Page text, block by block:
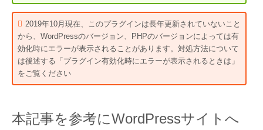
2019年10月現在、このプラグインは長年更新されていないこと
から、WordPressのバージョン、PHPのバージョンによっては有
効化時にエラーが表示されることがあります。対処方法について
は後述する「プラグイン有効化時にエラーが表示されるときは」
をご覧ください
本記事を参考にWordPressサイトへ